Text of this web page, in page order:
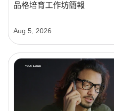
品格培育工作坊簡報
Aug 5, 2026